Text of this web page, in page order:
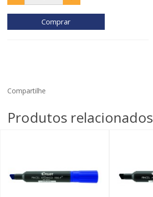
Comprar
Compartilhe
Produtos relacionados